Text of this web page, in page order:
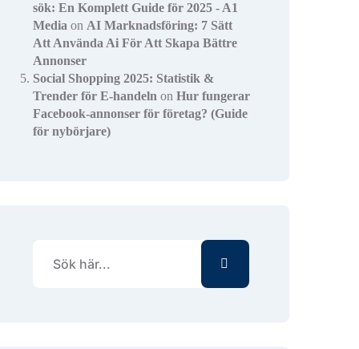
sök: En Komplett Guide för 2025 - A1
Media on AI Marknadsföring: 7 Sätt
Att Använda Ai För Att Skapa Bättre
Annonser
Social Shopping 2025: Statistik &
Trender för E-handeln on Hur fungerar
Facebook-annonser för företag? (Guide
för nybörjare)